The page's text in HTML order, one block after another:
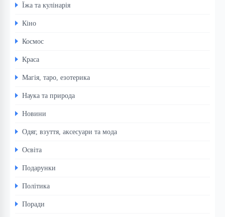
Їжа та кулінарія
Кіно
Космос
Краса
Магія, таро, езотерика
Наука та природа
Новини
Одяг, взуття, аксесуари та мода
Освіта
Подарунки
Політика
Поради